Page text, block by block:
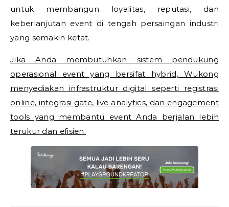
untuk membangun loyalitas, reputasi, dan
keberlanjutan event di tengah persaingan industri
yang semakin ketat.
Jika Anda membutuhkan sistem pendukung
operasional event yang bersifat hybrid, Wukong
menyediakan infrastruktur digital seperti registrasi
online, integrasi gate, live analytics, dan engagement
tools yang membantu event Anda berjalan lebih
terukur dan efisien.